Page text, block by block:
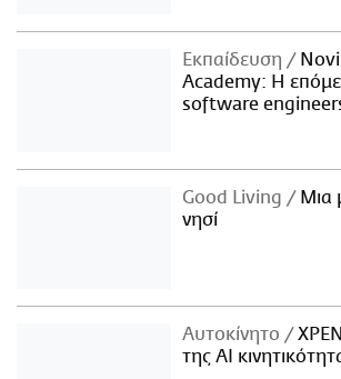
Εκπαίδευση
Academy: Η
software
Good Living
Μια
νησί
Αυτοκίνητο
της AI